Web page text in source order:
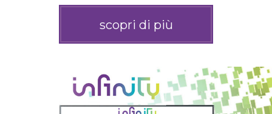
scopri di più